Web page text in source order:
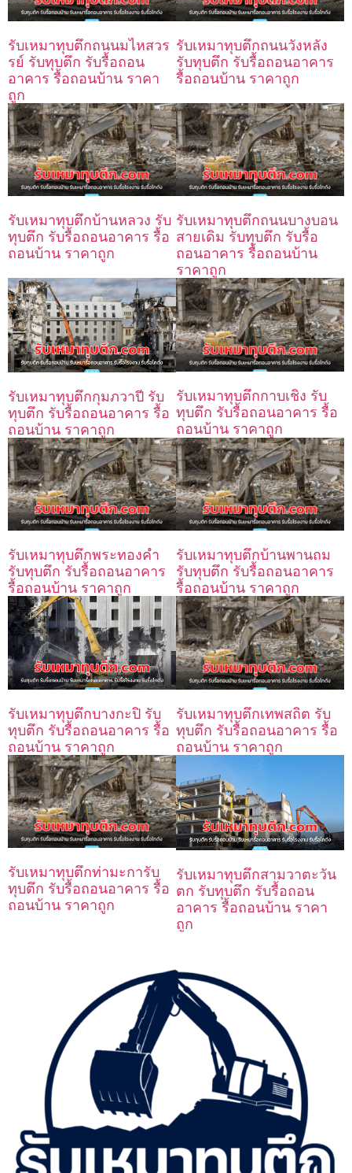
รับเหมาทุบตึกถนนมไหสวร
รย์ รับทุบตึก รับรื้อถอน
อาคาร รื้อถอนบ้าน ราคา
ถูก
รับเหมาทุบตึกถนนวังหลัง
รับทุบตึก รับรื้อถอนอาคาร
รื้อถอนบ้าน ราคาถูก
รับเหมาทุบตึกบ้านหลวง รับ
ทุบตึก รับรื้อถอนอาคาร รื้อ
ถอนบ้าน ราคาถูก
รับเหมาทุบตึกถนนบางบอน
สายเดิม รับทุบตึก รับรื้อ
ถอนอาคาร รื้อถอนบ้าน
ราคาถูก
รับเหมาทุบตึกกุมภวาปี รับ
ทุบตึก รับรื้อถอนอาคาร รื้อ
ถอนบ้าน ราคาถูก
รับเหมาทุบตึกกาบเชิง รับ
ทุบตึก รับรื้อถอนอาคาร รื้อ
ถอนบ้าน ราคาถูก
รับเหมาทุบตึกพระทองคำ
รับทุบตึก รับรื้อถอนอาคาร
รื้อถอนบ้าน ราคาถูก
รับเหมาทุบตึกบ้านพานถม
รับทุบตึก รับรื้อถอนอาคาร
รื้อถอนบ้าน ราคาถูก
รับเหมาทุบตึกบางกะปิ รับ
ทุบตึก รับรื้อถอนอาคาร รื้อ
ถอนบ้าน ราคาถูก
รับเหมาทุบตึกเทพสถิต รับ
ทุบตึก รับรื้อถอนอาคาร รื้อ
ถอนบ้าน ราคาถูก
รับเหมาทุบตึกท่ามะการับ
ทุบตึก รับรื้อถอนอาคาร รื้อ
ถอนบ้าน ราคาถูก
รับเหมาทุบตึกสามวาตะวัน
ตก รับทุบตึก รับรื้อถอน
อาคาร รื้อถอนบ้าน ราคา
ถูก